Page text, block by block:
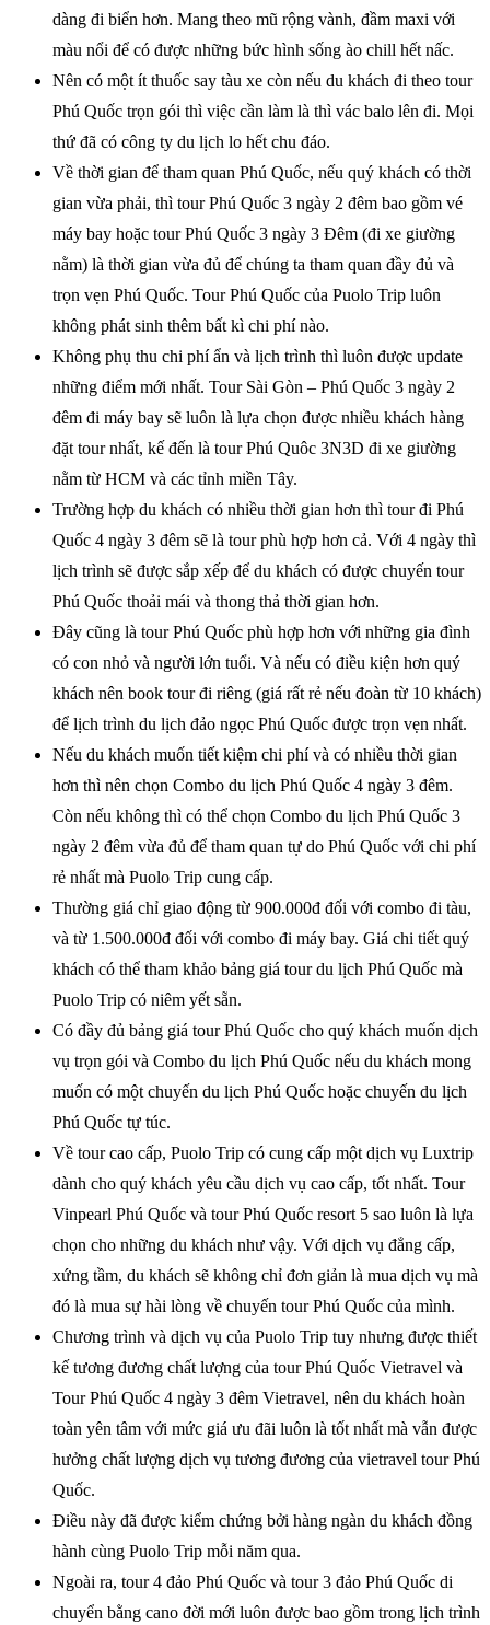
dàng đi biển hơn. Mang theo mũ rộng vành, đầm maxi với
màu nổi để có được những bức hình sống ào chill hết nấc.
Nên có một ít thuốc say tàu xe còn nếu du khách đi theo tour
Phú Quốc trọn gói thì việc cần làm là thì vác balo lên đi. Mọi
thứ đã có công ty du lịch lo hết chu đáo.
Về thời gian để tham quan Phú Quốc, nếu quý khách có thời
gian vừa phải, thì tour Phú Quốc 3 ngày 2 đêm bao gồm vé
máy bay hoặc tour Phú Quốc 3 ngày 3 Đêm (đi xe giường
nằm) là thời gian vừa đủ để chúng ta tham quan đầy đủ và
trọn vẹn Phú Quốc. Tour Phú Quốc của Puolo Trip luôn
không phát sinh thêm bất kì chi phí nào.
Không phụ thu chi phí ẩn và lịch trình thì luôn được update
những điểm mới nhất. Tour Sài Gòn – Phú Quốc 3 ngày 2
đêm đi máy bay sẽ luôn là lựa chọn được nhiều khách hàng
đặt tour nhất, kế đến là tour Phú Quôc 3N3D đi xe giường
nằm từ HCM và các tỉnh miền Tây.
Trường hợp du khách có nhiều thời gian hơn thì tour đi Phú
Quốc 4 ngày 3 đêm sẽ là tour phù hợp hơn cả. Với 4 ngày thì
lịch trình sẽ được sắp xếp để du khách có được chuyến tour
Phú Quốc thoải mái và thong thả thời gian hơn.
Đây cũng là tour Phú Quốc phù hợp hơn với những gia đình
có con nhỏ và người lớn tuổi. Và nếu có điều kiện hơn quý
khách nên book tour đi riêng (giá rất rẻ nếu đoàn từ 10 khách)
để lịch trình du lịch đảo ngọc Phú Quốc được trọn vẹn nhất.
Nếu du khách muốn tiết kiệm chi phí và có nhiều thời gian
hơn thì nên chọn Combo du lịch Phú Quốc 4 ngày 3 đêm.
Còn nếu không thì có thể chọn Combo du lịch Phú Quốc 3
ngày 2 đêm vừa đủ để tham quan tự do Phú Quốc với chi phí
rẻ nhất mà Puolo Trip cung cấp.
Thường giá chỉ giao động từ 900.000đ đối với combo đi tàu,
và từ 1.500.000đ đối với combo đi máy bay. Giá chi tiết quý
khách có thể tham khảo bảng giá tour du lịch Phú Quốc mà
Puolo Trip có niêm yết sẵn.
Có đầy đủ bảng giá tour Phú Quốc cho quý khách muốn dịch
vụ trọn gói và Combo du lịch Phú Quốc nếu du khách mong
muốn có một chuyến du lịch Phú Quốc hoặc chuyến du lịch
Phú Quốc tự túc.
Về tour cao cấp, Puolo Trip có cung cấp một dịch vụ Luxtrip
dành cho quý khách yêu cầu dịch vụ cao cấp, tốt nhất. Tour
Vinpearl Phú Quốc và tour Phú Quốc resort 5 sao luôn là lựa
chọn cho những du khách như vậy. Với dịch vụ đẳng cấp,
xứng tầm, du khách sẽ không chỉ đơn giản là mua dịch vụ mà
đó là mua sự hài lòng về chuyến tour Phú Quốc của mình.
Chương trình và dịch vụ của Puolo Trip tuy nhưng được thiết
kế tương đương chất lượng của tour Phú Quốc Vietravel và
Tour Phú Quốc 4 ngày 3 đêm Vietravel, nên du khách hoàn
toàn yên tâm với mức giá ưu đãi luôn là tốt nhất mà vẫn được
hưởng chất lượng dịch vụ tương đương của vietravel tour Phú
Quốc.
Điều này đã được kiểm chứng bởi hàng ngàn du khách đồng
hành cùng Puolo Trip mỗi năm qua.
Ngoài ra, tour 4 đảo Phú Quốc và tour 3 đảo Phú Quốc di
chuyển bằng cano đời mới luôn được bao gồm trong lịch trình